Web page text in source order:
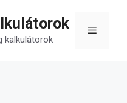
kalkulátorok
Menü